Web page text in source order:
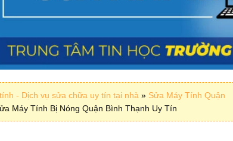
- Dịch vụ sửa chữa uy tín tại nhà » Sửa Máy Tính Quận
Máy Tính Bị Nóng Quận Bình Thạnh Uy Tín